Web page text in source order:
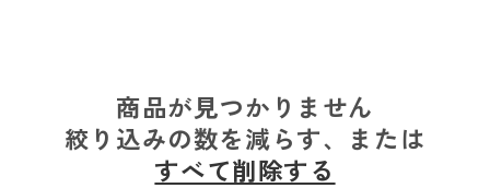
商品が見つかりません
絞り込みの数を減らす、または
すべて削除する